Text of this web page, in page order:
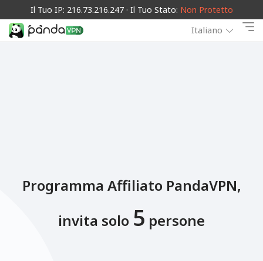
Il Tuo IP: 216.73.216.247 · Il Tuo Stato: Non Protetto
Italiano
Programma Affiliato PandaVPN,
invita solo 5 persone